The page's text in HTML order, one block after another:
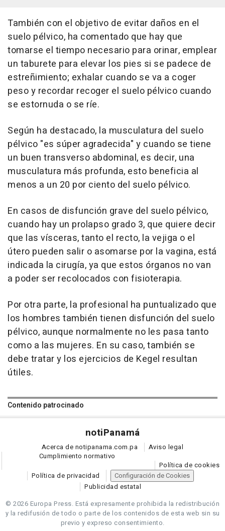
También con el objetivo de evitar daños en el
suelo pélvico, ha comentado que hay que
tomarse el tiempo necesario para orinar, emplear
un taburete para elevar los pies si se padece de
estreñimiento; exhalar cuando se va a coger
peso y recordar recoger el suelo pélvico cuando
se estornuda o se ríe.
Según ha destacado, la musculatura del suelo
pélvico "es súper agradecida" y cuando se tiene
un buen transverso abdominal, es decir, una
musculatura más profunda, esto beneficia al
menos a un 20 por ciento del suelo pélvico.
En casos de disfunción grave del suelo pélvico,
cuando hay un prolapso grado 3, que quiere decir
que las vísceras, tanto el recto, la vejiga o el
útero pueden salir o asomarse por la vagina, está
indicada la cirugía, ya que estos órganos no van
a poder ser recolocados con fisioterapia.
Por otra parte, la profesional ha puntualizado que
los hombres también tienen disfunción del suelo
pélvico, aunque normalmente no les pasa tanto
como a las mujeres. En su caso, también se
debe tratar y los ejercicios de Kegel resultan
útiles.
Contenido patrocinado
notiPanamá
Acerca de notipanama.com.pa
Aviso legal
Cumplimiento normativo
Política de cookies
Política de privacidad
Configuración de Cookies
Publicidad estatal
© 2026 Europa Press. Está expresamente prohibida la redistribución
y la redifusión de todo o parte de los contenidos de esta web sin su
previo y expreso consentimiento.